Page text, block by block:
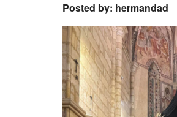
Posted by: hermandad